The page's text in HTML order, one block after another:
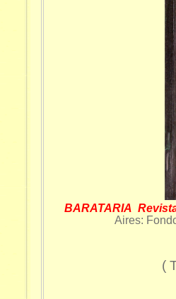
BARATARIA
Aires:
(